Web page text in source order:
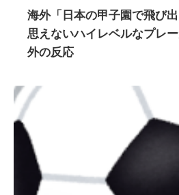
海外「日本の甲子園で飛び
思えないハイレベルなプレ
外の反応